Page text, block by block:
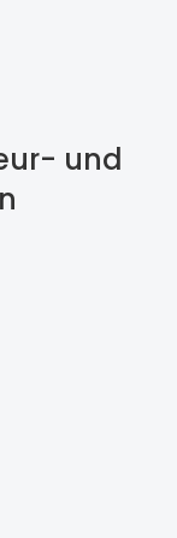
und